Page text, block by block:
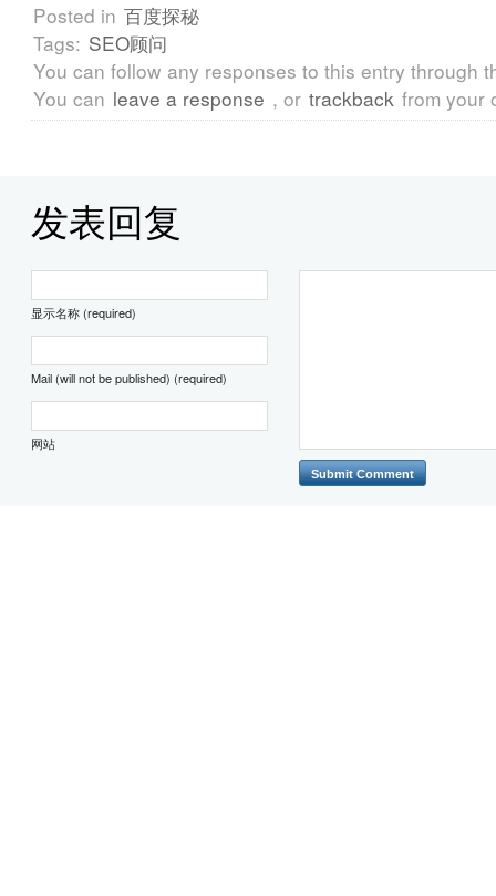
Posted in 百度探秘
Tags: SEO顾问
You can follow any responses to this entry through
You can leave a response , or trackback from your
发表回复
显示名称 (required)
Mail (will not be published) (required)
网站